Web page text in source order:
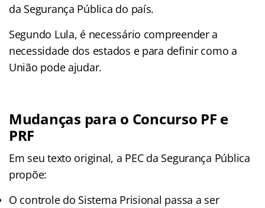
da Segurança Pública do país.
Segundo Lula, é necessário compreender a
necessidade dos estados e para definir como a
União pode ajudar.
Mudanças para o Concurso PF e
PRF
Em seu texto original, a PEC da Segurança Pública
propõe:
O controle do Sistema Prisional passa a ser